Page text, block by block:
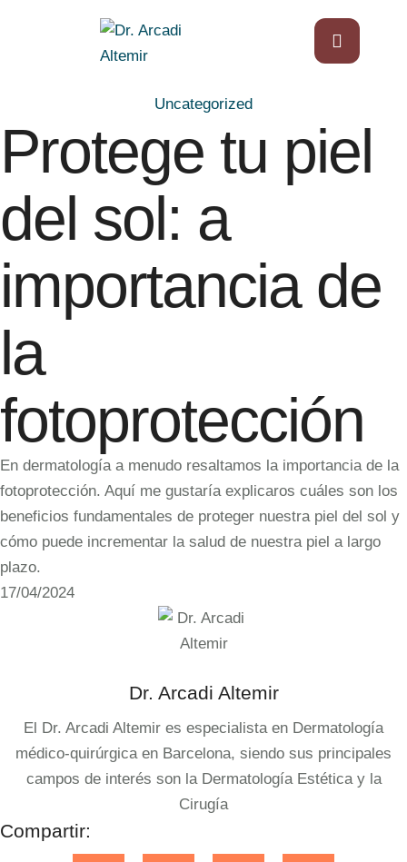
Uncategorized
Protege tu piel
del sol: a
importancia de
la
fotoprotección
En dermatología a menudo resaltamos la importancia de la
fotoprotección. Aquí me gustaría explicaros cuáles son los
beneficios fundamentales de proteger nuestra piel del sol y
cómo puede incrementar la salud de nuestra piel a largo
plazo.
17/04/2024
Dr. Arcadi Altemir
El Dr. Arcadi Altemir es especialista en Dermatología
médico-quirúrgica en Barcelona, siendo sus principales
campos de interés son la Dermatología Estética y la
Cirugía
Compartir: